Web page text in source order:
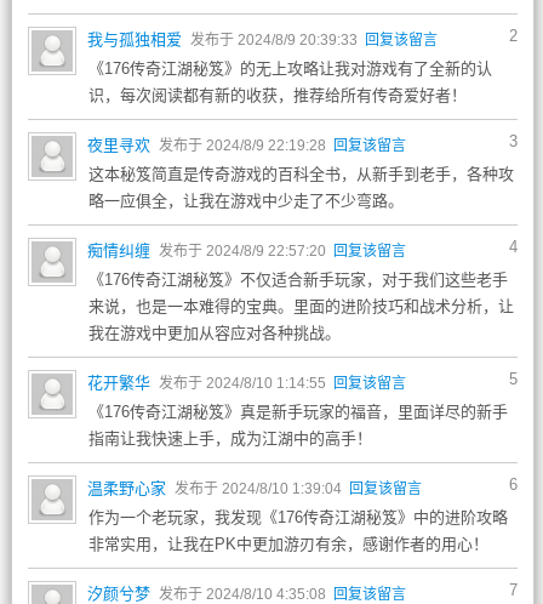
2
我与孤独相爱 发布于 2024/8/9 20:39:33 回复该留言
《176传奇江湖秘笈》的无上攻略让我对游戏有了全新的认
识，每次阅读都有新的收获，推荐给所有传奇爱好者！
3
夜里寻欢 发布于 2024/8/9 22:19:28 回复该留言
这本秘笈简直是传奇游戏的百科全书，从新手到老手，各种攻
略一应俱全，让我在游戏中少走了不少弯路。
4
痴情纠缠 发布于 2024/8/9 22:57:20 回复该留言
《176传奇江湖秘笈》不仅适合新手玩家，对于我们这些老手
来说，也是一本难得的宝典。里面的进阶技巧和战术分析，让
我在游戏中更加从容应对各种挑战。
5
花开繁华 发布于 2024/8/10 1:14:55 回复该留言
《176传奇江湖秘笈》真是新手玩家的福音，里面详尽的新手
指南让我快速上手，成为江湖中的高手！
6
温柔野心家 发布于 2024/8/10 1:39:04 回复该留言
作为一个老玩家，我发现《176传奇江湖秘笈》中的进阶攻略
非常实用，让我在PK中更加游刃有余，感谢作者的用心！
7
汐颜兮梦 发布于 2024/8/10 4:35:08 回复该留言